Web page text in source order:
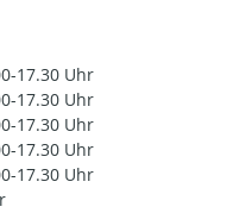
17.30 Uhr
17.30 Uhr
17.30 Uhr
17.30 Uhr
17.30 Uhr